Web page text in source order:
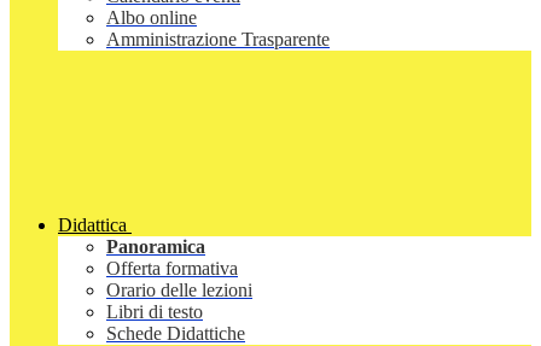
Albo online
Amministrazione Trasparente
Didattica
Panoramica
Offerta formativa
Orario delle lezioni
Libri di testo
Schede Didattiche